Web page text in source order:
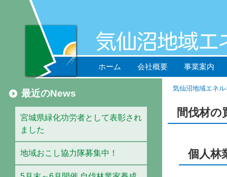
ホーム 会社概要 事業案内
気仙沼地域エネ
間伐材の
個人林
最近のNews
宮城県緑化功労者として表彰され
ました
地域おこし協力隊募集中！